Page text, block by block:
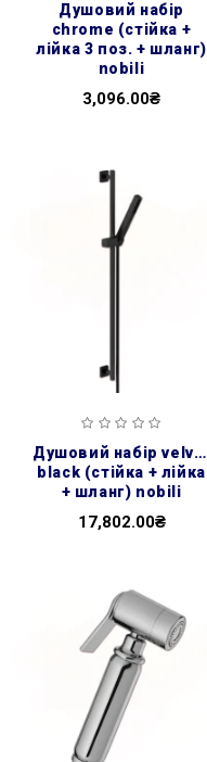
душовий набір
chrome (стійка +
лійка 3 поз. + шланг)
nobili
3,096.00₴
душовий набір velvet
black (стійка + лійка
+ шланг) nobili
17,802.00₴